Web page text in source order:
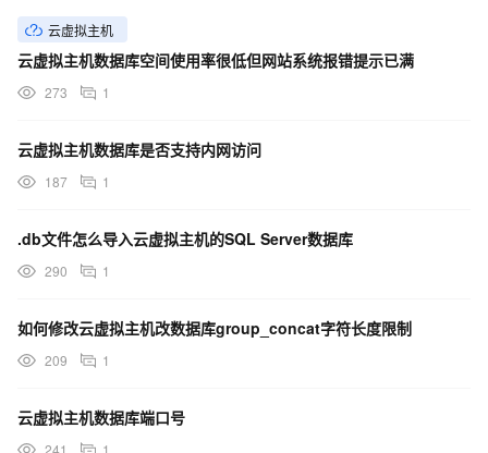
云虚拟主机
云虚拟主机数据库空间使用率很低但网站系统报错提示已满
273 1
云虚拟主机数据库是否支持内网访问
187 1
.db文件怎么导入云虚拟主机的SQL Server数据库
290 1
如何修改云虚拟主机改数据库group_concat字符长度限制
209 1
云虚拟主机数据库端口号
241 1